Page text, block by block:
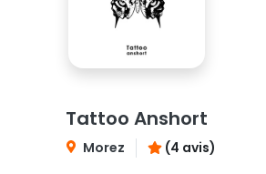
Tattoo Anshort
Morez (4 avis)